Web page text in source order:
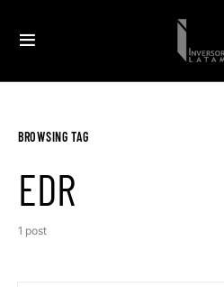
BROWSING TAG
EDR
1 post